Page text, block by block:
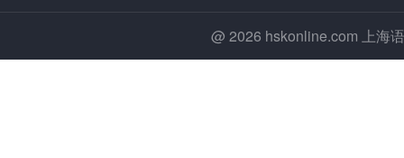
@ 2026 hskonline.com 上海